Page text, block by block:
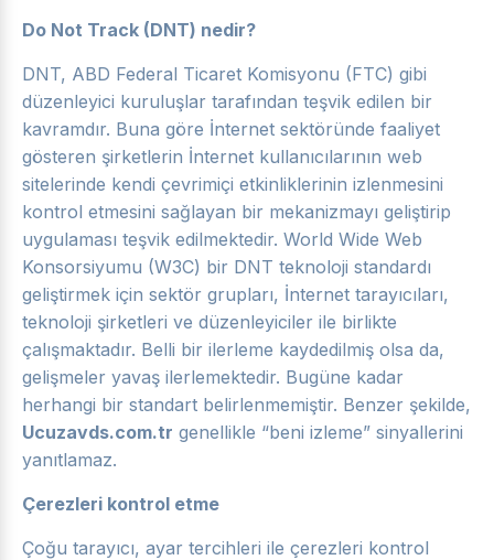
Do Not Track (DNT) nedir?
DNT, ABD Federal Ticaret Komisyonu (FTC) gibi
düzenleyici kuruluşlar tarafından teşvik edilen bir
kavramdır. Buna göre İnternet sektöründe faaliyet
gösteren şirketlerin İnternet kullanıcılarının web
sitelerinde kendi çevrimiçi etkinliklerinin izlenmesini
kontrol etmesini sağlayan bir mekanizmayı geliştirip
uygulaması teşvik edilmektedir. World Wide Web
Konsorsiyumu (W3C) bir DNT teknoloji standardı
geliştirmek için sektör grupları, İnternet tarayıcıları,
teknoloji şirketleri ve düzenleyiciler ile birlikte
çalışmaktadır. Belli bir ilerleme kaydedilmiş olsa da,
gelişmeler yavaş ilerlemektedir. Bugüne kadar
herhangi bir standart belirlenmemiştir. Benzer şekilde,
Ucuzavds.com.tr genellikle “beni izleme” sinyallerini
yanıtlamaz.
Çerezleri kontrol etme
Çoğu tarayıcı, ayar tercihleri ile çerezleri kontrol